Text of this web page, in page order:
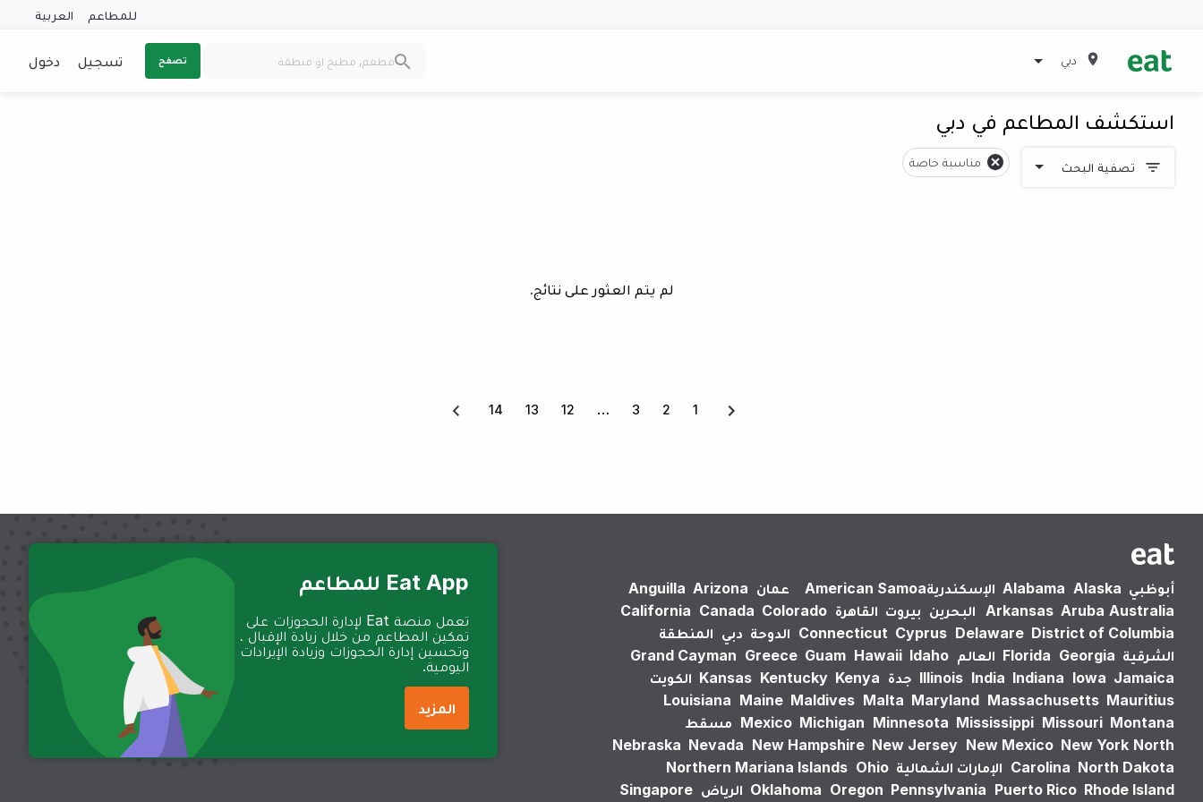
للمطاعم العربية
دبي تصفح تسجيل دخول
استكشف المطاعم في دبي
تصفية البحث مناسبة خاصة
لم يتم العثور على نتائج.
1
2
3
12
13
14
أبوظبي Alabama Alaska الإسكندرية‎American Samoa عمان Anguilla Arizona
Arkansas Aruba Australia البحرين بيروت القاهرة California Canada Colorado
Connecticut Cyprus Delaware District of Columbia الدوحة دبي المنطقة
الشرقية
Florida Georgia العالم Grand Cayman Greece Guam Hawaii Idaho
Illinois India Indiana Iowa Jamaica جدة Kansas Kentucky Kenya
الكويت
Louisiana Maine Maldives Malta Maryland Massachusetts Mauritius
Mexico Michigan Minnesota Mississippi Missouri Montana
مسقط
Nebraska Nevada New Hampshire New Jersey New Mexico New York North
Carolina North Dakota الإمارات الشمالية Northern Mariana Islands Ohio
Oklahoma Oregon Pennsylvania Puerto Rico Rhode Island الرياض Singapore
Eat App للمطاعم
تعمل منصة Eat لإدارة الحجوزات على
تمكين المطاعم من خلال زيادة الإقبال ،
وتحسين إدارة الحجوزات وزيادة الإيرادات
اليومية.
المزيد